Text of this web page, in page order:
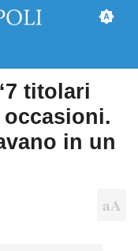
titolari
in un